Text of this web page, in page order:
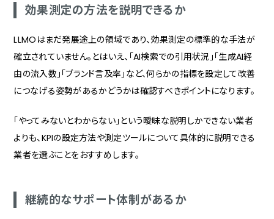
効果測定の方法を説明できるか
LLMOはまだ発展途上の領域であり、効果測定の標準的な手法が
確立されていません。とはいえ、「AI検索での引用状況」「生成AI経
由の流入数」「ブランド言及率」など、何らかの指標を設定して改善
につなげる姿勢があるかどうかは確認すべきポイントになります。
「やってみないとわからない」という曖昧な説明しかできない業者
よりも、KPIの設定方法や測定ツールについて具体的に説明できる
業者を選ぶことをおすすめします。
継続的なサポート体制があるか